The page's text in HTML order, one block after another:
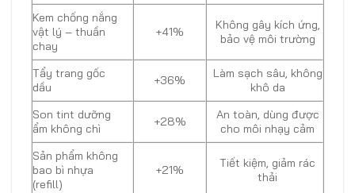
Kem chống nắng
vật lý – thuần
chay
+41%
Không gây kích ứng,
bảo vệ môi trường
Tẩy trang gốc
dầu
+36%
Làm sạch sâu, không
khô da
Son tint dưỡng
ẩm không chì
+28%
An toàn, dùng được
cho môi nhạy cảm
Sản phẩm không
bao bì nhựa
(refill)
+21%
Tiết kiệm, giảm rác
thải